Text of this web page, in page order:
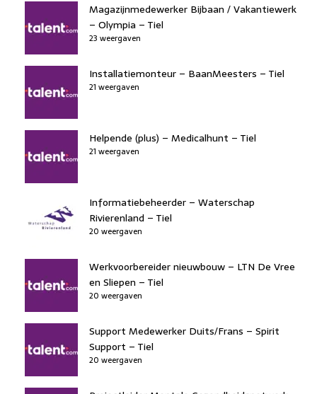
Magazijnmedewerker Bijbaan / Vakantiewerk
– Olympia – Tiel
23 weergaven
Installatiemonteur – BaanMeesters – Tiel
21 weergaven
Helpende (plus) – Medicalhunt – Tiel
21 weergaven
Informatiebeheerder – Waterschap
Rivierenland – Tiel
20 weergaven
Werkvoorbereider nieuwbouw – LTN De Vree
en Sliepen – Tiel
20 weergaven
Support Medewerker Duits/Frans – Spirit
Support – Tiel
20 weergaven